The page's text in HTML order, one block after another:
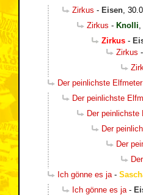
Zirkus - Eisen
Zirkus - Knolli
Zirkus -
Zirkus -
Der peinlichste Elfmeter
Der peinlichste
Der peinlichste
Der
Der
Ich gönne es ja -
Ich gönne es ja -